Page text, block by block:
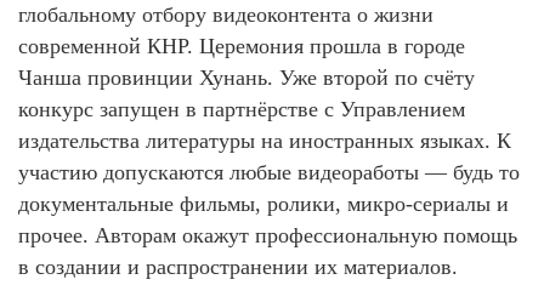
глобальному отбору видеоконтента о жизни
современной КНР. Церемония прошла в городе
Чанша провинции Хунань. Уже второй по счёту
конкурс запущен в партнёрстве с Управлением
издательства литературы на иностранных языках. К
участию допускаются любые видеоработы — будь то
документальные фильмы, ролики, микро-сериалы и
прочее. Авторам окажут профессиональную помощь
в создании и распространении их материалов.